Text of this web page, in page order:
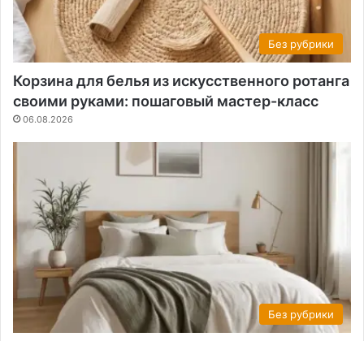
Без рубрики
Корзина для белья из искусственного ротанга
своими руками: пошаговый мастер-класс
06.08.2026
Без рубрики